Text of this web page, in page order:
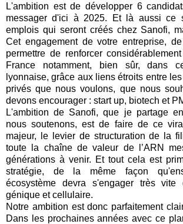
L'ambition est de développer 6
messager d'ici à 2025. Et là aussi ce
emplois qui seront créés chez Sanofi,
Cet engagement de votre entreprise,
permettre de renforcer
France notamment, bien sûr, dans
lyonnaise, grâce aux liens étroits entre
privés que nous voulons, que nous
devons encourager : start up, biotech et
L'ambition de Sanofi, que je partage
nous soutenons, est de faire de ce
majeur, le levier de structuration de la
toute la chaîne de valeur de l’ARN
générations à venir. Et tout cela est
stratégie, de la même façon
écosystème devra s'engager très
génique et cellulaire.
Notre ambition est donc parfaitement
Dans les prochaines années avec ce